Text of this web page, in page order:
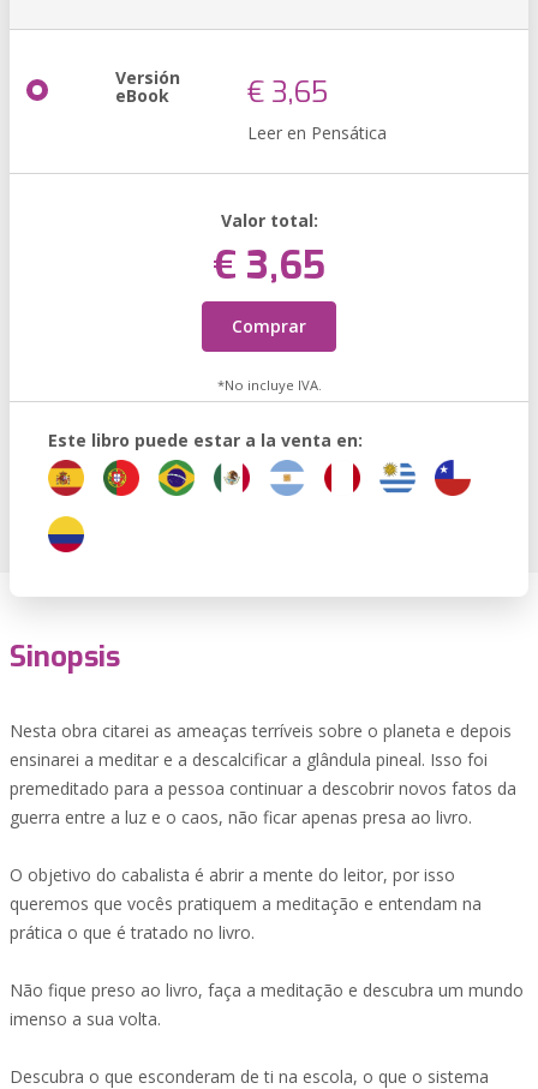
Versión
eBook € 3,65
Leer en Pensática
Valor total:
€ 3,65
Comprar
*No incluye IVA.
Este libro puede estar a la venta en:
Sinopsis
Nesta obra citarei as ameaças terríveis sobre o planeta e depois
ensinarei a meditar e a descalcificar a glândula pineal. Isso foi
premeditado para a pessoa continuar a descobrir novos fatos da
guerra entre a luz e o caos, não ficar apenas presa ao livro.
O objetivo do cabalista é abrir a mente do leitor, por isso
queremos que vocês pratiquem a meditação e entendam na
prática o que é tratado no livro.
Não fique preso ao livro, faça a meditação e descubra um mundo
imenso a sua volta.
Descubra o que esconderam de ti na escola, o que o sistema